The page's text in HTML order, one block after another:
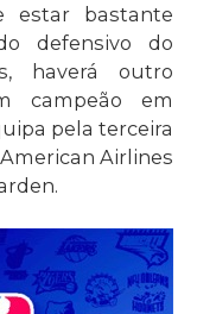
estar bastante
defensivo do
haverá outro
campeão em
pela terceira
Airlines